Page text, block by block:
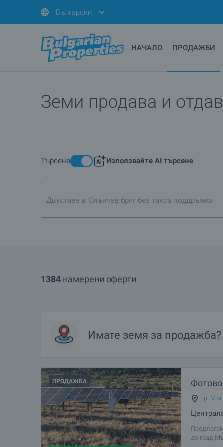
Български
НАЧАЛО ПРОДАЖБИ
Земи продава и
Търсене Използвайте AI търсене
Двустаен в Слънчев бряг без такса поддръжка
1384 намерени оферти
Имате земя за продажба?
ПРОДАЖБА
гр.
до град